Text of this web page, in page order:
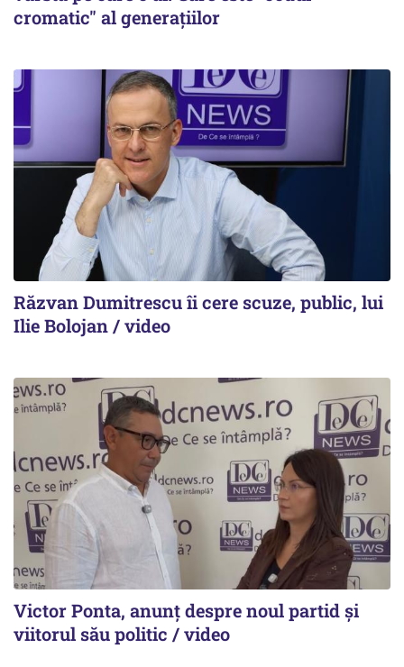
cromatic" al generațiilor
Răzvan Dumitrescu îi cere scuze, public, lui
Ilie Bolojan / video
Victor Ponta, anunț despre noul partid și
viitorul său politic / video